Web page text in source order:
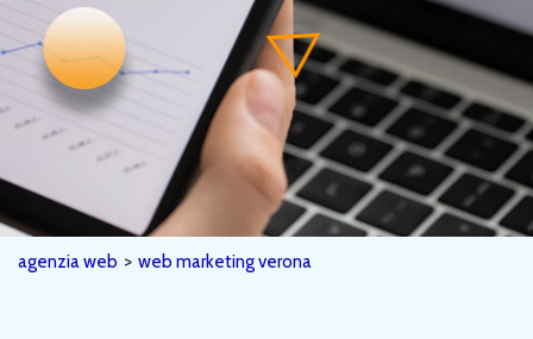
agenzia web > web marketing verona